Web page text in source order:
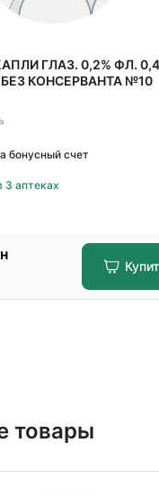
ГЛАЗ. 0,2% ФЛ.
КОНСЕРВАНТА №10
бонусный счет
3 аптеках
товары